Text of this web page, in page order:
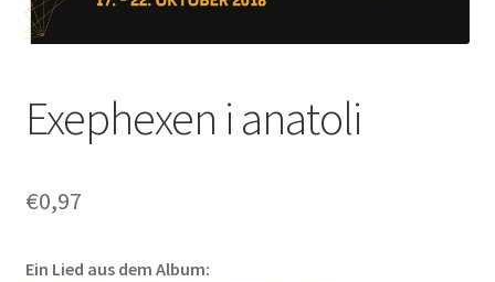
Exephexen i anatoli
€0,97
Ein Lied aus dem Album: